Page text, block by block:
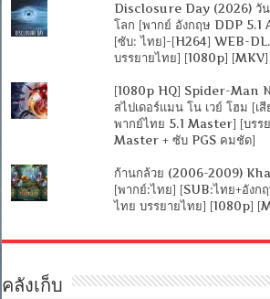
Disclosure Day (2026) วัน
โลก [พากย์ อังกฤษ DDP
[ซับ: ไทย]-[H264] WEB-
บรรยายไทย] [1080p]
[1080p HQ] Spider-Man
สไปเดอร์แมน โน เวย์ โฮม [เ
พากย์ไทย 5.1 Master] [บรร
Master + ซับ PGS คมชัด]
ก้านกล้วย (2006-2009)
[พากย์:ไทย] [SUB:ไทย+อังก
ไทย บรรยายไทย] [1080p]
คลังเก็บ